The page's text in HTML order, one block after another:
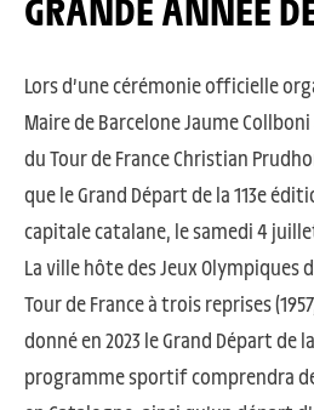
GRANDE ANNÉE
Lors d’une cérémonie officielle
Maire de Barcelone Jaume
du Tour de France Christian
que le Grand Départ de la 113e
capitale catalane, le samedi 4
La ville hôte des Jeux Olympiques
Tour de France à trois reprises
donné en 2023 le Grand Départ de
programme sportif comprendra